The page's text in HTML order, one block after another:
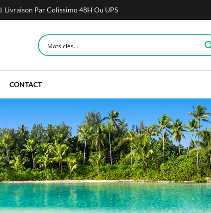
Livraison Par Colissimo 48H Ou UPS
CONTACT